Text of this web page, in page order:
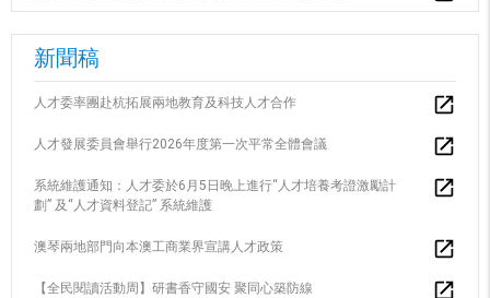
新聞稿
人才委率團赴杭拓展兩地教育及科技人才合作
人才發展委員會舉行2026年度第一次平常全體會議
系統維護通知：人才委於6月5日晚上進行“人才培養考證激勵計
劃” 及“人才資料登記” 系統維護
澳琴兩地部門向本澳工商業界宣講人才政策
【全民閱讀活動周】研書香守國安 聚同心築防線